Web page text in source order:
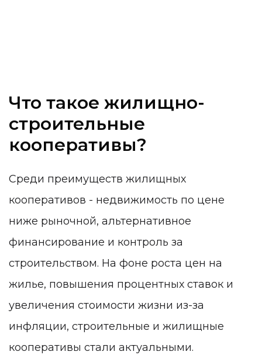
Что такое жилищно-
строительные
кооперативы?
Среди преимуществ жилищных
кооперативов - недвижимость по цене
ниже рыночной, альтернативное
финансирование и контроль за
строительством. На фоне роста цен на
жилье, повышения процентных ставок и
увеличения стоимости жизни из-за
инфляции, строительные и жилищные
кооперативы стали актуальными.